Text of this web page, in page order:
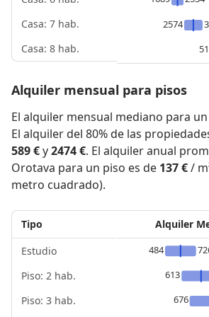
Casa: 7 hab.
Casa: 8 hab.
2574
Alquiler mensual para pisos
El alquiler mensual mediano para
El alquiler del 80% de las
589 €y2474 €. El alquiler anual
Orotava para un piso es de 137 €/
metro cuadrado).
Tipo
Estudio
Piso: 2 hab.
Piso: 3 hab.
Alquiler
484
613
676